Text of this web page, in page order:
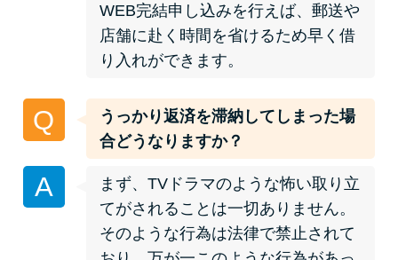
090金融（闇金）からお金を借り
てはいけない理由と借りた場合
の対処法
申し込みブラックとは?判断の目
安や審査に通らない理由
ブラックでもお金を借りるに
は？3つの判断基準と工面法
WEB完結申し込みを行えば、郵送や
店舗に赴く時間を省けるため早く借
り入れができます。
Q
うっかり返済を滞納してしまった場
合どうなりますか？
A
まず、TVドラマのような怖い取り立
てがされることは一切ありません。
そのような行為は法律で禁止されて